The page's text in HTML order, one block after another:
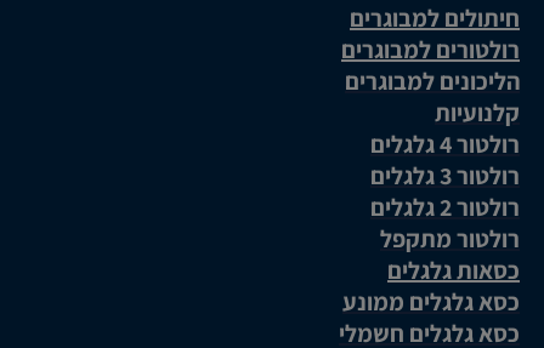
חיתולים למבוגרים
רולטורים למבוגרים
הליכונים למבוגרים
קלנועיות
רולטור 4 גלגלים
רולטור 3 גלגלים
רולטור 2 גלגלים
רולטור מתקפל
כסאות גלגלים
כסא גלגלים ממונע
כסא גלגלים חשמלי